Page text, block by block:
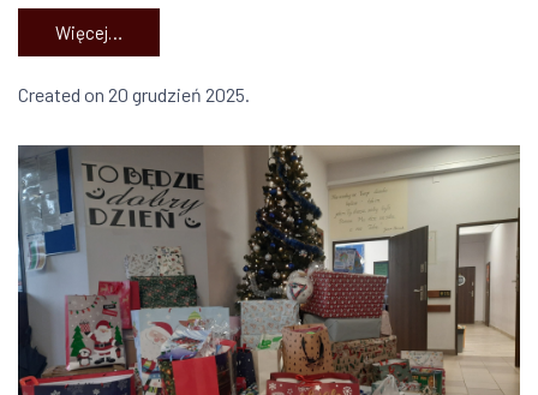
Więcej…
Created on 20 grudzień 2025.